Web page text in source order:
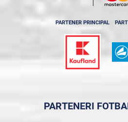
PARTENER PRINCIPAL
PARTENERI